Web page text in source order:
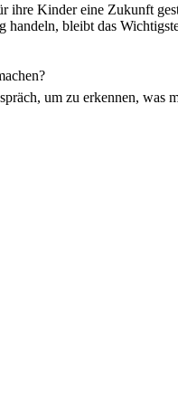
ihre Kinder eine Zukunft
bleibt das
um zu erkennen, was